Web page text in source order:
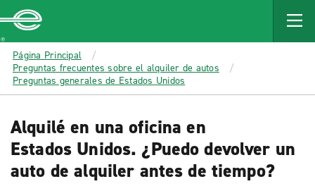
MAIN
CONTENT
Enterprise
Página Principal
Preguntas frecuentes sobre el alquiler de autos
Preguntas generales de Estados Unidos
Alquilé en una oficina en
Estados Unidos. ¿Puedo devolver un
auto de alquiler antes de tiempo?